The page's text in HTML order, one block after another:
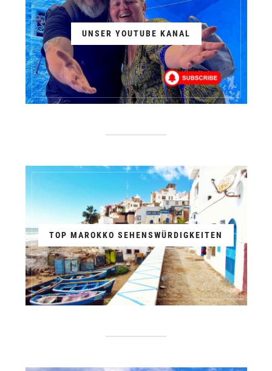
UNSER YOUTUBE KANAL
TOP MAROKKO SEHENSWÜRDIGKEITEN